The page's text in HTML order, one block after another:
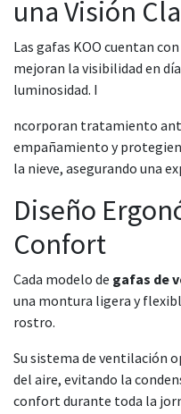
una Visión
Las gafas KOO cuentan con
mejoran la visibilidad en
luminosidad. I
ncorporan tratamiento
empañamiento y
la nieve, asegurando una
Diseño
Confort
Cada modelo de gafas de
una montura ligera y
rostro.
Su sistema de ventilación
del aire, evitando la
confort durante toda la